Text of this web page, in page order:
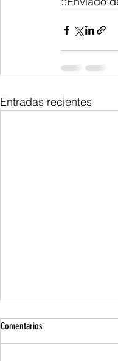
Entradas recientes
Comentarios